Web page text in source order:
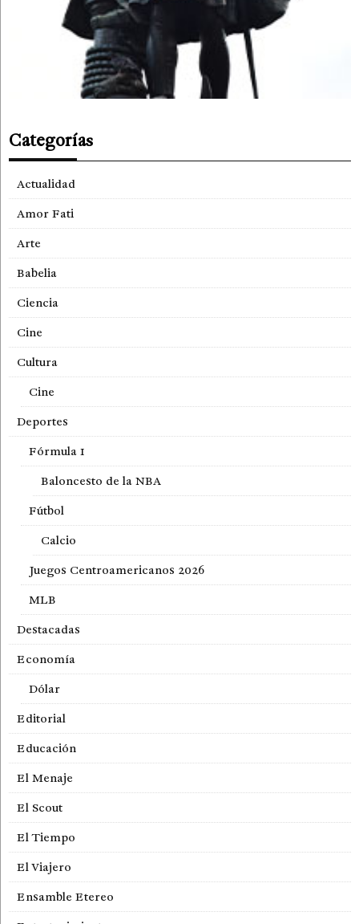
Categorías
Actualidad
Amor Fati
Arte
Babelia
Ciencia
Cine
Cultura
Cine
Deportes
Fórmula 1
Baloncesto de la NBA
Fútbol
Calcio
Juegos Centroamericanos 2026
MLB
Destacadas
Economía
Dólar
Editorial
Educación
El Menaje
El Scout
El Tiempo
El Viajero
Ensamble Etereo